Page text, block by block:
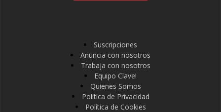
Suscripciones
Anuncia con nosotros
Trabaja con nosotros
Equipo Clave!
Quienes Somos
Política de Privacidad
Política de Cookies